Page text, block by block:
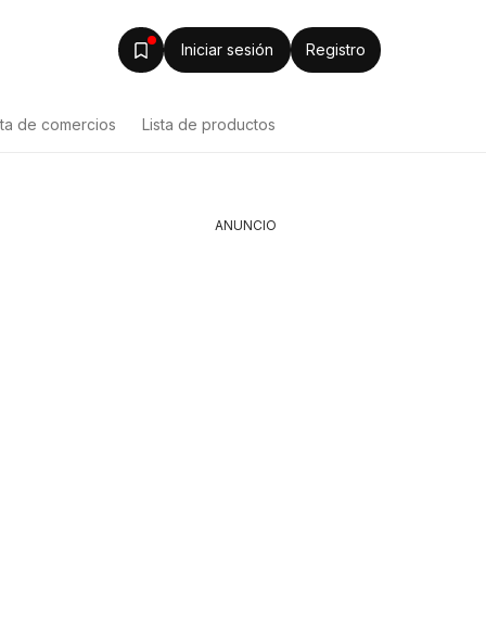
Iniciar sesión Registro
de comercios Lista de productos
ANUNCIO